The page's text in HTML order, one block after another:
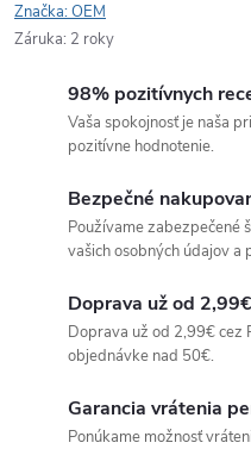
Značka:OEM
Záruka: 2 roky
98% pozitívnych
Vaša spokojnosť je naša
pozitívne hodnotenie.
Bezpečné
Používame zabezpečené
vašich osobných údajov a
Doprava už od 2,99€
Doprava už od 2,99€ cez
objednávke nad 50€.
Garancia vrátenia
Ponúkame možnosť